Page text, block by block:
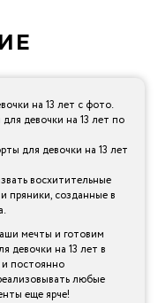
на 13 лет с фото.
девочки на 13 лет по
для девочки на 13 лет
восхитительные
пряники, созданные в
мечты и готовим
девочки на 13 лет в
и постоянно
любые
еще ярче!